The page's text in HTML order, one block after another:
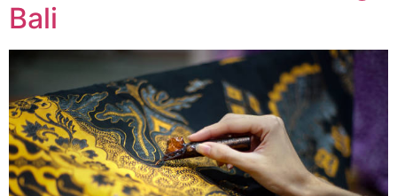
Bali